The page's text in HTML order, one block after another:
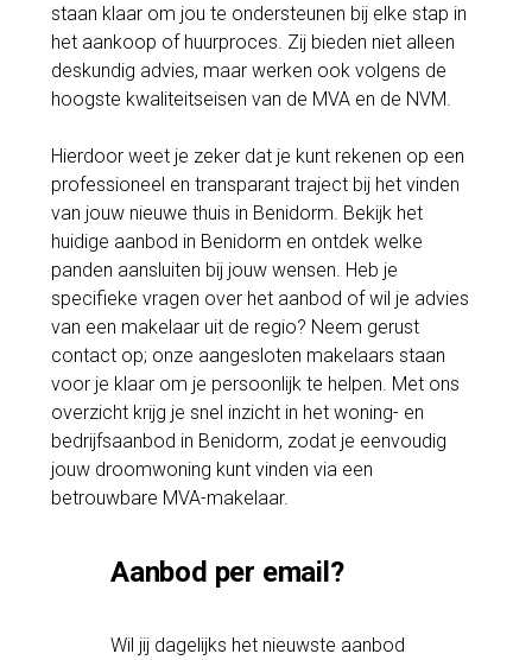
staan klaar om jou te ondersteunen bij elke stap in
het aankoop of huurproces. Zij bieden niet alleen
deskundig advies, maar werken ook volgens de
hoogste kwaliteitseisen van de MVA en de NVM.
Hierdoor weet je zeker dat je kunt rekenen op een
professioneel en transparant traject bij het vinden
van jouw nieuwe thuis in Benidorm. Bekijk het
huidige aanbod in Benidorm en ontdek welke
panden aansluiten bij jouw wensen. Heb je
specifieke vragen over het aanbod of wil je advies
van een makelaar uit de regio? Neem gerust
contact op; onze aangesloten makelaars staan
voor je klaar om je persoonlijk te helpen. Met ons
overzicht krijg je snel inzicht in het woning- en
bedrijfsaanbod in Benidorm, zodat je eenvoudig
jouw droomwoning kunt vinden via een
betrouwbare MVA-makelaar.
Aanbod per email?
Wil jij dagelijks het nieuwste aanbod